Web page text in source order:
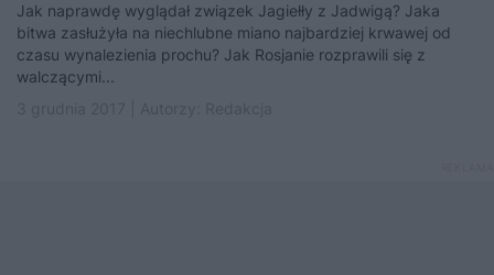
Jak naprawdę wyglądał związek Jagiełły z Jadwigą? Jaka
bitwa zasłużyła na niechlubne miano najbardziej krwawej od
czasu wynalezienia prochu? Jak Rosjanie rozprawili się z
walczącymi...